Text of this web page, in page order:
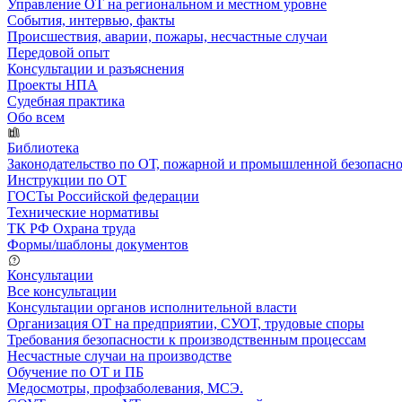
Управление ОТ на региональном и местном уровне
События, интервью, факты
Происшествия, аварии, пожары, несчастные случаи
Передовой опыт
Консультации и разъяснения
Проекты НПА
Судебная практика
Обо всем
Библиотека
Законодательство по ОТ, пожарной и промышленной
Инструкции по ОТ
ГОСТы Российской федерации
Технические нормативы
ТК РФ Охрана труда
Формы/шаблоны документов
Консультации
Все консультации
Консультации органов исполнительной власти
Организация ОТ на предприятии, СУОТ, трудовые споры
Требования безопасности к производственным процессам
Несчастные случаи на производстве
Обучение по ОТ и ПБ
Медосмотры, профзаболевания, МСЭ.